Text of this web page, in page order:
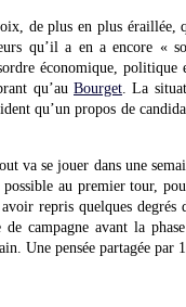
de plus en plus
qu’il a en a encore
économique,
qu’au Bourget . La
qu’un propos de
va se jouer dans une
au premier tour,
repris quelques
campagne avant la
Une pensée partagée par